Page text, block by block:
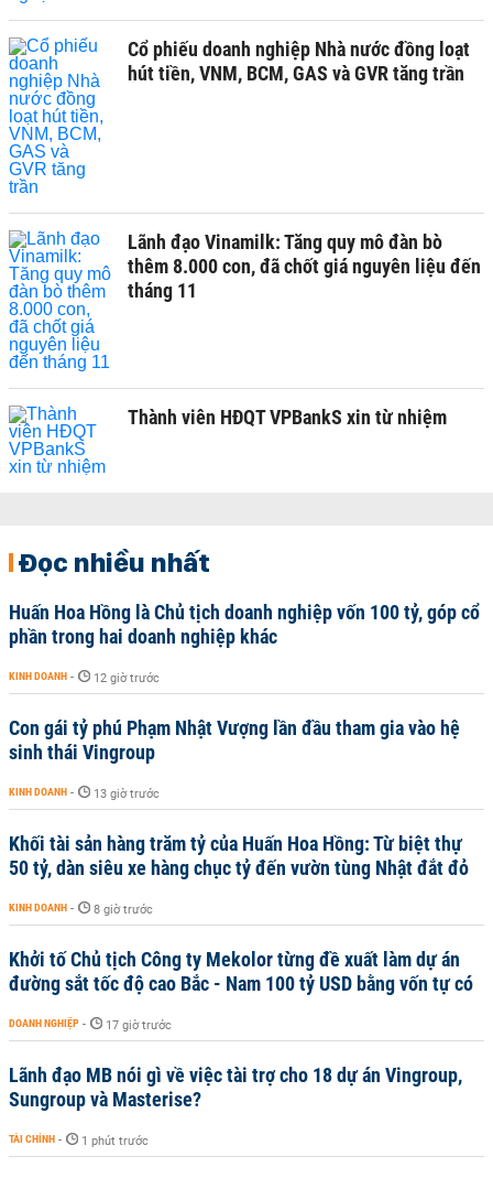
Cổ phiếu doanh nghiệp Nhà nước đồng loạt
hút tiền, VNM, BCM, GAS và GVR tăng trần
Lãnh đạo Vinamilk: Tăng quy mô đàn bò
thêm 8.000 con, đã chốt giá nguyên liệu đến
tháng 11
Thành viên HĐQT VPBankS xin từ nhiệm
Đọc nhiều nhất
Huấn Hoa Hồng là Chủ tịch doanh nghiệp vốn 100 tỷ, góp cổ
phần trong hai doanh nghiệp khác
KINH DOANH - 12 giờ trước
Con gái tỷ phú Phạm Nhật Vượng lần đầu tham gia vào hệ
sinh thái Vingroup
KINH DOANH - 13 giờ trước
Khối tài sản hàng trăm tỷ của Huấn Hoa Hồng: Từ biệt thự
50 tỷ, dàn siêu xe hàng chục tỷ đến vườn tùng Nhật đắt đỏ
KINH DOANH - 8 giờ trước
Khởi tố Chủ tịch Công ty Mekolor từng đề xuất làm dự án
đường sắt tốc độ cao Bắc - Nam 100 tỷ USD bằng vốn tự có
DOANH NGHIỆP - 17 giờ trước
Lãnh đạo MB nói gì về việc tài trợ cho 18 dự án Vingroup,
Sungroup và Masterise?
TÀI CHÍNH - 1 phút trước